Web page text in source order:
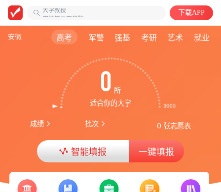
安徽第二医学院
下载APP
安徽 高考 军警 强基 考研 艺术 就业
0 所
适合你的大学
成绩 批次 0 张志愿表
智能填报 一键填报